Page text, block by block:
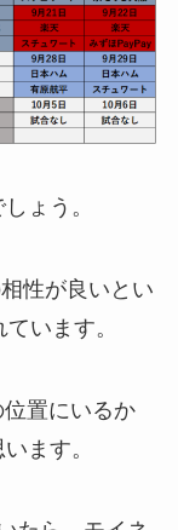
ょう。
性が良いとい
います。
置にいるか
ます。